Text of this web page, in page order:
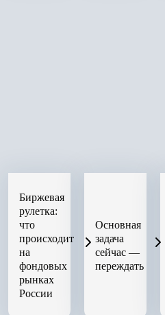
Биржевая
рулетка:
что
происходит
на
фондовых
рынках
России
Основная
задача
сейчас —
переждать